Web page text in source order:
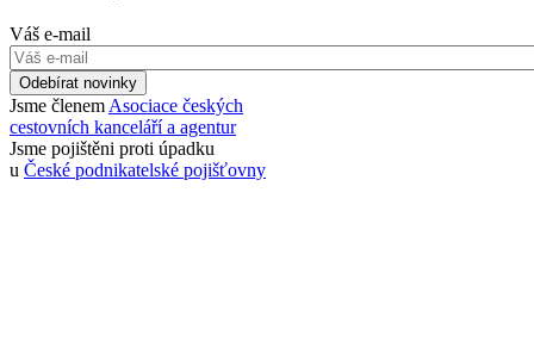
Váš e-mail
Odebírat novinky
Jsme členem Asociace českých
cestovních kanceláří a agentur
Jsme pojištěni proti úpadku
u České podnikatelské pojišťovny